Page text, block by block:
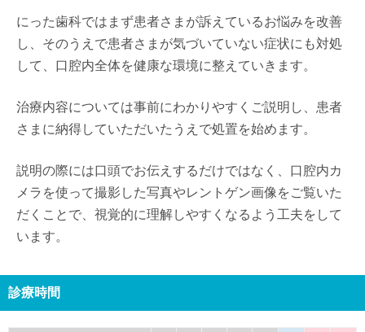
にった歯科ではまず患者さまが訴えているお悩みを改善
し、そのうえで患者さまが気づいていない症状にも対処
して、口腔内全体を健康な環境に整えていきます。
治療内容については事前にわかりやすくご説明し、患者
さまに納得していただいたうえで処置を始めます。
説明の際には口頭でお伝えするだけではなく、口腔内カ
メラを使って撮影した写真やレントゲン画像をご覧いた
だくことで、視覚的に理解しやすくなるよう工夫をして
います。
診療時間